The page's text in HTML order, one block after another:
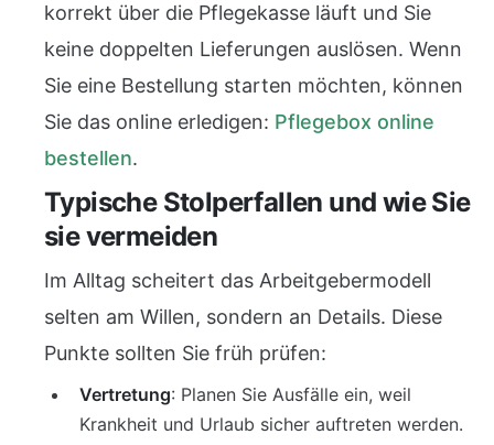
korrekt über die Pflegekasse läuft und Sie
keine doppelten Lieferungen auslösen. Wenn
Sie eine Bestellung starten möchten, können
Sie das online erledigen: Pflegebox online
bestellen.
Typische Stolperfallen und wie Sie
sie vermeiden
Im Alltag scheitert das Arbeitgebermodell
selten am Willen, sondern an Details. Diese
Punkte sollten Sie früh prüfen:
Vertretung: Planen Sie Ausfälle ein, weil
Krankheit und Urlaub sicher auftreten werden.